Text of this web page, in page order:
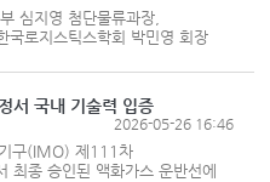
심지영 첨단물류과장,
국로지스틱스학회 박민영 회장
. 한국비즈넷은
한 ‘2026년 우수물류사례...
서 국내 기술력 입증
2026-05-26 16:46
구(IMO) 제111차
최종 승인된 액화가스 운반선에